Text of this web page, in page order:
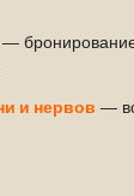
—
и нервов—